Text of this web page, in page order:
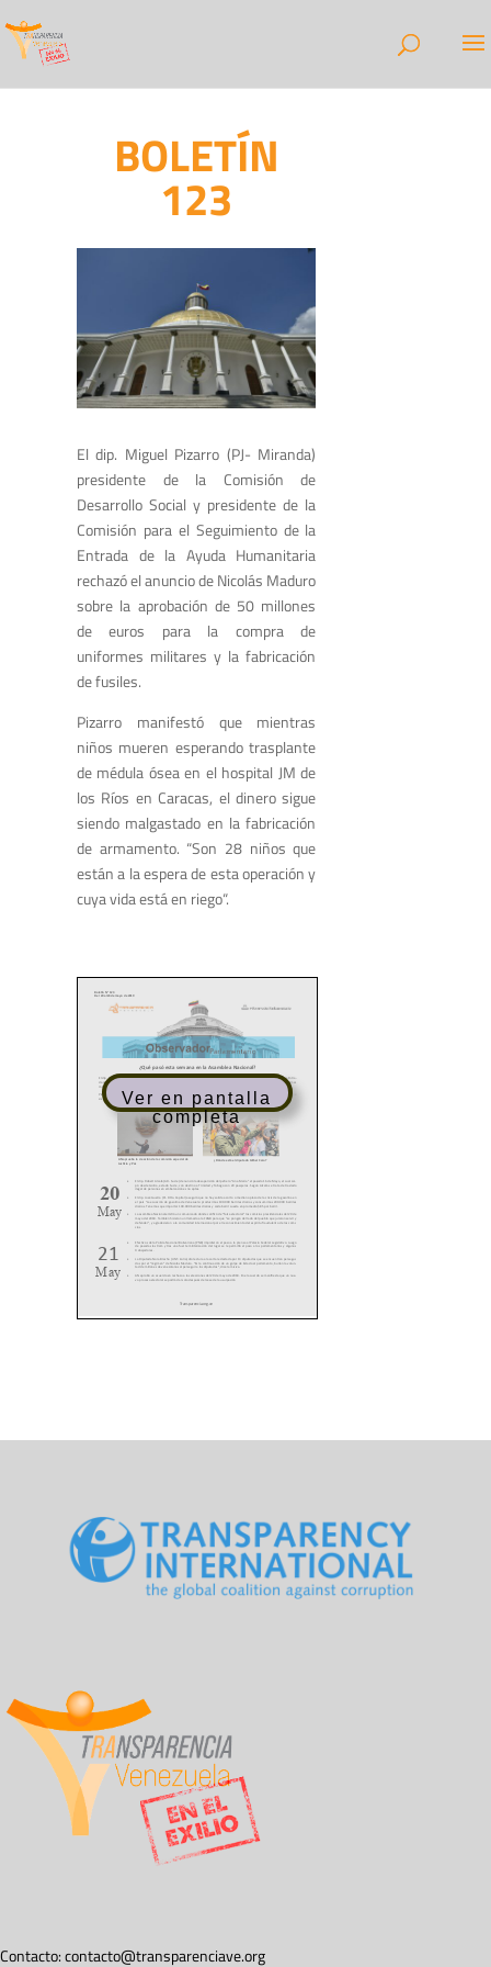
BOLETÍN
123
El dip. Miguel Pizarro (PJ- Miranda)
presidente de la Comisión de
Desarrollo Social y presidente de la
Comisión para el Seguimiento de la
Entrada de la Ayuda Humanitaria
rechazó el anuncio de Nicolás Maduro
sobre la aprobación de 50 millones
de euros para la compra de
uniformes militares y la fabricación
de fusiles.
Pizarro manifestó que mientras
niños mueren esperando trasplante
de médula ósea en el hospital JM de
los Ríos en Caracas, el dinero sigue
siendo malgastado en la fabricación
de armamento. “Son 28 niños que
están a la espera de esta operación y
cuya vida está en riego“.
Ver en pantalla
completa
Contacto:contacto@transparenciave.org